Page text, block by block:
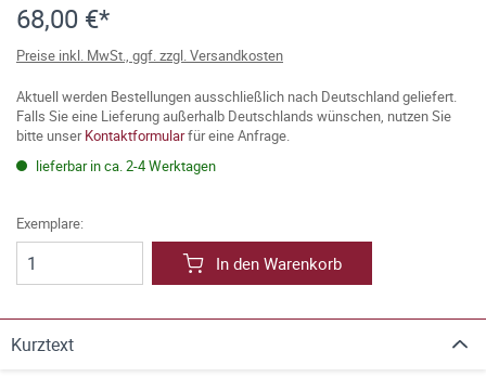
68,00 €*
Preise inkl. MwSt., ggf. zzgl. Versandkosten
Aktuell werden Bestellungen ausschließlich nach Deutschland geliefert.
Falls Sie eine Lieferung außerhalb Deutschlands wünschen, nutzen Sie
bitte unserKontaktformularfür eine Anfrage.
lieferbar in ca. 2-4 Werktagen
Exemplare:
In den Warenkorb
Kurztext